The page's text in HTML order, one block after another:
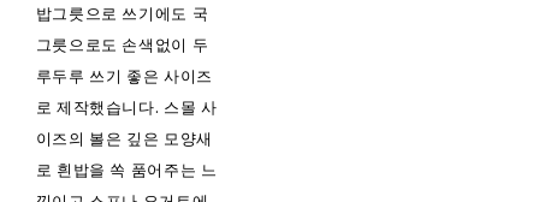
밥그릇으로 쓰기에도 국
그릇으로도 손색없이 두
루두루 쓰기 좋은 사이즈
로 제작했습니다. 스몰 사
이즈의 볼은 깊은 모양새
로 흰밥을 쏙 품어주는 느